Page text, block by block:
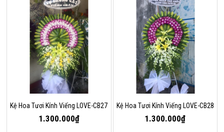
Kệ Hoa Tươi Kính Viếng LOVE-CB27
1.300.000₫
Kệ Hoa Tươi Kính Viếng LOVE-CB28
1.300.000₫